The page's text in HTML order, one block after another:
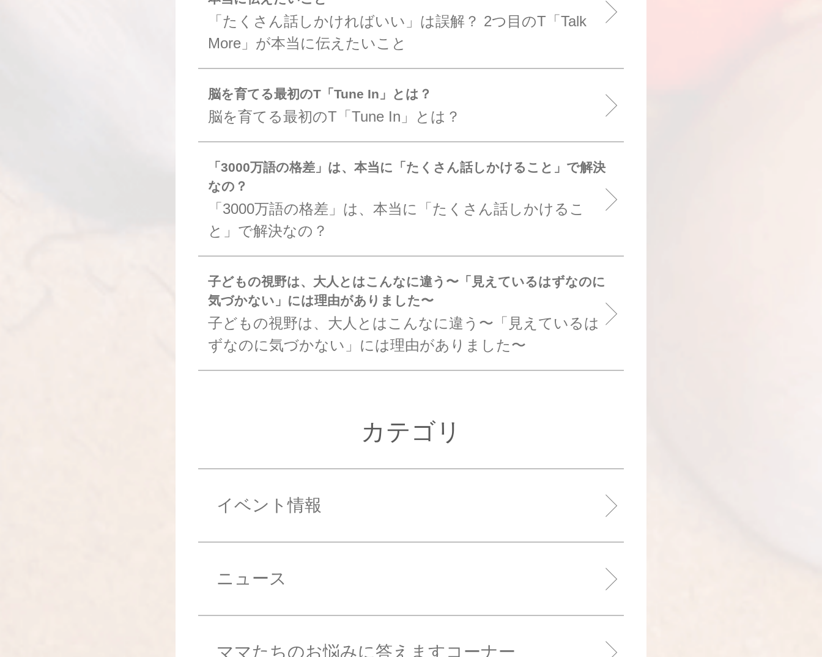
「たくさん話しかければいい」は誤解？ 2つ目のT「Talk
More」が本当に伝えたいこと
脳を育てる最初のT「Tune In」とは？
脳を育てる最初のT「Tune In」とは？
「3000万語の格差」は、本当に「たくさん話しかけること」で解決
なの？
「3000万語の格差」は、本当に「たくさん話しかけるこ
と」で解決なの？
子どもの視野は、大人とはこんなに違う〜「見えているはずなのに
気づかない」には理由がありました〜
子どもの視野は、大人とはこんなに違う〜「見えているは
ずなのに気づかない」には理由がありました〜
カテゴリ
イベント情報
ニュース
ママたちのお悩みに答えますコーナー